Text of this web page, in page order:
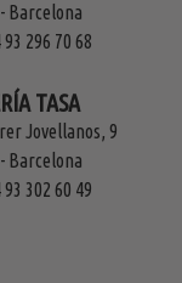
Barcelona
93 296 70 68
TASA
Jovellanos, 9
Barcelona
93 302 60 49